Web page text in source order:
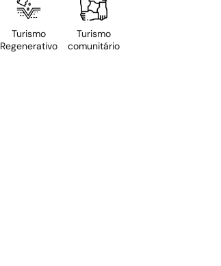
Turismo
Regenerativo
Turismo
comunitário